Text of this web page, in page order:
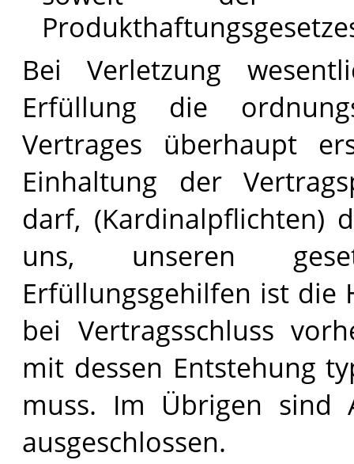
Bei Verletzung
Erfüllung die
Vertrages überhaupt
Einhaltung der
darf, (Kardinalpflichten)
uns, unseren
Erfüllungsgehilfen ist die
bei Vertragsschluss
mit dessen Entstehung
muss. Im Übrigen sind
ausgeschlossen.